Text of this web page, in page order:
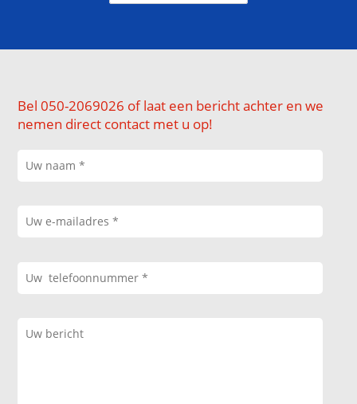
Bel 050-2069026 of laat een bericht achter en we
nemen direct contact met u op!